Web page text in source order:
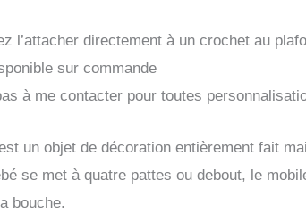
l’attacher directement à un crochet au
sur commande
à me contacter pour toutes
un objet de décoration entièrement fait
se met à quatre pattes ou debout, le
bouche.